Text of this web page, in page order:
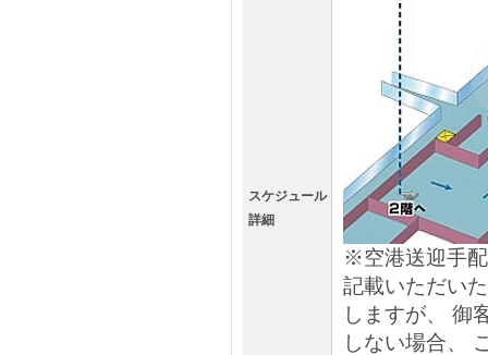
スケジュール
詳細
※空港送迎手
記載いただい
しますが、 御
しない場合、